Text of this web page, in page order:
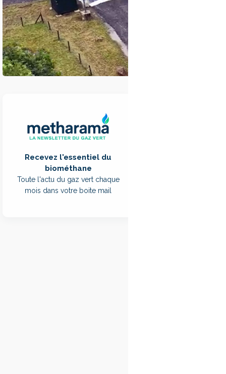
Recevez l'essentiel du
biométhane
Toute l'actu du gaz vert chaque
mois dans votre boite mail